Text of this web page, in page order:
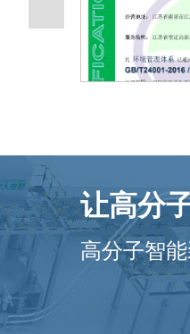
让高分
高分子智